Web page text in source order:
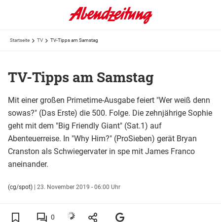
Startseite TV TV-Tipps am Samstag
TV-Tipps am Samstag
Mit einer großen Primetime-Ausgabe feiert "Wer weiß denn
sowas?" (Das Erste) die 500. Folge. Die zehnjährige Sophie
geht mit dem "Big Friendly Giant" (Sat.1) auf
Abenteuerreise. In "Why Him?" (ProSieben) gerät Bryan
Cranston als Schwiegervater in spe mit James Franco
aneinander.
(cg/spot) | 23. November 2019 - 06:00 Uhr
0